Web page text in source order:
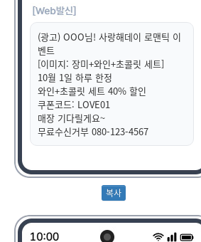
(광고) OOO님! 사랑해데이 로맨틱 이
벤트
[이미지: 장미+와인+초콜릿 세트]
10월 1일 하루 한정
와인+초콜릿 세트 40% 할인
쿠폰코드: LOVE01
매장 기다릴게요~
무료수신거부 080-123-4567